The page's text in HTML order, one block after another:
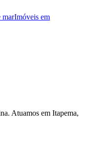
marImóveis em
Atuamos em Itapema,